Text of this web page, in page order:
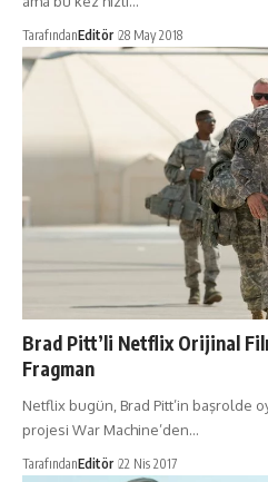
TarafındanEditör 28 May 2018
Brad Pitt’li Netflix Orijinal
Fragman
Netflix bugün, Brad Pitt’in başrolde
projesi War Machine’den…
TarafındanEditör 22 Nis 2017